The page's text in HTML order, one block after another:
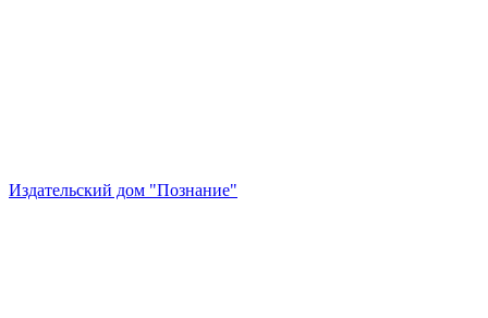
Издательский дом "Познание"